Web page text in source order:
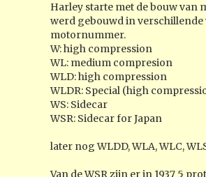
Harley starte met de bouw van
werd gebouwd in verschillende
motornummer.
W: high compression
WL: medium compresion
WLD: high compression
WLDR: Special (high
WS: Sidecar
WSR: Sidecar for Japan
later nog WLDD, WLA, WLC,